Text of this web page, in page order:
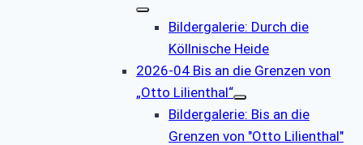
Bildergalerie: Durch die
Köllnische Heide
2026-04 Bis an die Grenzen von
„Otto Lilienthal“
Bildergalerie: Bis an die
Grenzen von "Otto Lilienthal"